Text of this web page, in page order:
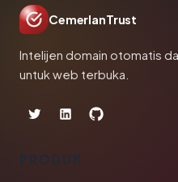
CemerlanTrust
Intelijen domain otomatis
untuk web terbuka.
PRODUK